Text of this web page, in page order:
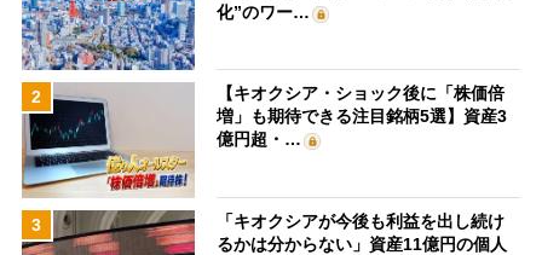
化”のワー…
2
【キオクシア・ショック後に「株価倍
増」も期待できる注目銘柄5選】資産3
億円超・…
3
「キオクシアが今後も利益を出し続け
るかは分からない」資産11億円の個人